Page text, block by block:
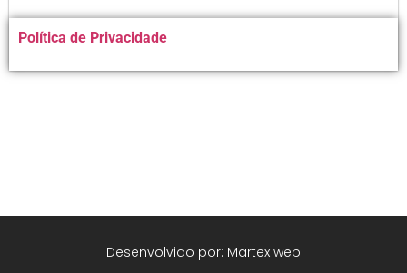
Alternative:
Política de Privacidade
Desenvolvido por: Martex web